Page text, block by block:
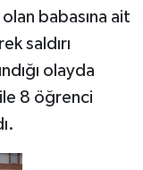
babasına ait
saldırı
olayda
8 öğrenci